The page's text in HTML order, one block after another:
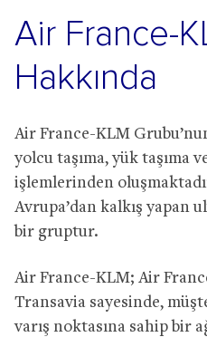
Air France-
Hakkında
Air France-KLM
yolcu taşıma, yük taşıma
işlemlerinden
Avrupa’dan kalkış yapan
bir gruptur.
Air France-KLM; Air
Transavia sayesinde,
varış noktasına sahip bir